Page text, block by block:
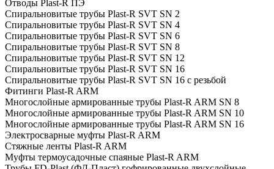
Отводы Plast-R ПЭ
Спиральновитые трубы Plast-R SVT SN 2
Спиральновитые трубы Plast-R SVT SN 4
Спиральновитые трубы Plast-R SVT SN 6
Спиральновитые трубы Plast-R SVT SN 8
Спиральновитые трубы Plast-R SVT SN 12
Спиральновитые трубы Plast-R SVT SN 16
Спиральновитые трубы Plast-R SVT SN 16 с резьбой
Фитинги Plast-R ARM
Многослойные армированные трубы Plast-R ARM SN 8
Многослойные армированные трубы Plast-R ARM SN 10
Многослойные армированные трубы Plast-R ARM SN 16
Электросварные муфты Plast-R ARM
Стяжные ленты Plast-R ARM
Муфты термоусадочные спаяные Plast-R ARM